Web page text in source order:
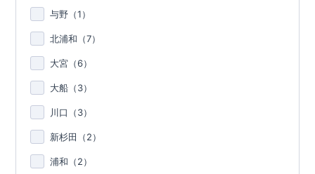
与野（1）
北浦和（7）
大宮（6）
大船（3）
川口（3）
新杉田（2）
浦和（2）